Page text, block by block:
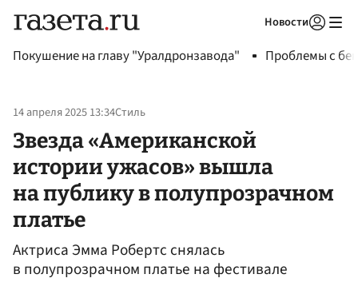
Новости
Покушение на главу "Уралдронзавода" Проблемы с
14 апреля 2025 13:34Стиль
Звезда «Американской
истории ужасов» вышла
на публику в полупрозрачном
платье
Актриса Эмма Робертс снялась
в полупрозрачном платье на фестивале